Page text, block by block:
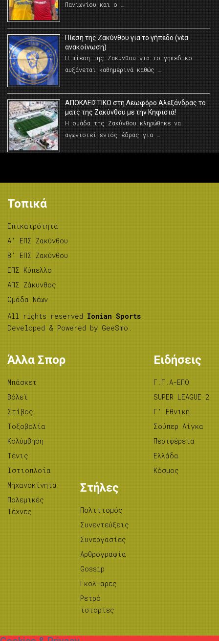
Πανιωνίου και ο …
Πίεση της Ζακύνθου για το γήπεδο (νέα
ανακοίνωση)
Η πίεση της Ζακύνθου για το γηπεδικο
αυξάνεται καθημερινά καθώς …
AΠΟΚΛΕΙΣΤΙΚΟ στη Λεωφόρο Αλεξάνδρας το
ματς της Ζακύνθου με την Κηφισιά!
Η ομάδα της Ζακύνθου κληρώθηκε να
αγωνιστεί εντός έδρας για …
Τοπικά
Επικαιρότητα
A’ ΕΠΣ Ζακύνθου
B’ ΕΠΣ Ζακύνθου
ΕΠΣ Κύπελλο
ΑΠΣ Ζάκυνθος
Ομάδα Νέων
All rights reserved Ionian Sports .
Developed & Powered by GeeSmo .
Άλλα Σπορ
Μπάσκετ
Βόλεϊ
Στίβος
Tοξοβολία
Κολύμβηση
Τένις
Ιστιοπλοΐα
Μηχανοκίνητα
Πολεμικές
Τέχνες
Ειδήσεις
Γ.Γ.Α-ΕΠΟ
SUPER LEAGUE 2
Γ’ Εθνική
Σούπερ Λίγκα
Περιφέρεια
Ελλάδα
Κόσμος
Στήλες
Πολιτισμός
Συνεντεύξεις
Συνεργασίες
Αρθρογραφία
Gossip
Γκολ-αρες
Ρετρό
ιστορίες